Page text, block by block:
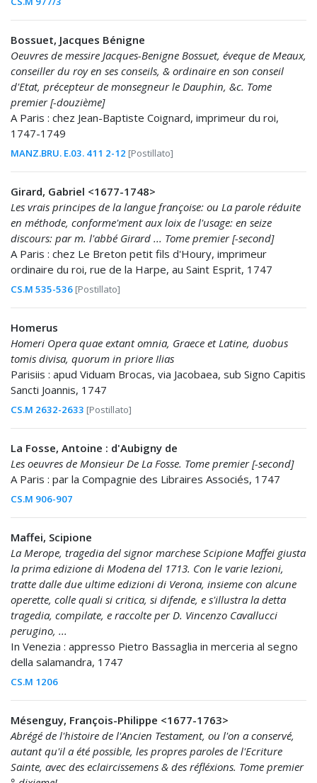
Bossuet, Jacques Bénigne
Oeuvres de messire Jacques-Benigne Bossuet, éveque de Meaux,
conseiller du roy en ses conseils, & ordinaire en son conseil
d'Etat, précepteur de monsegneur le Dauphin, &c. Tome
premier [-douzième]
A Paris : chez Jean-Baptiste Coignard, imprimeur du roi,
1747-1749
MANZ.BRU. E.03. 411 2-12 [Postillato]
Girard, Gabriel <1677-1748>
Les vrais principes de la langue françoise: ou La parole réduite
en méthode, conforme'ment aux loix de l'usage: en seize
discours: par m. l'abbé Girard ... Tome premier [-second]
A Paris : chez Le Breton petit fils d'Houry, imprimeur
ordinaire du roi, rue de la Harpe, au Saint Esprit, 1747
CS.M 535-536 [Postillato]
Homerus
Homeri Opera quae extant omnia, Graece et Latine, duobus
tomis divisa, quorum in priore Ilias
Parisiis : apud Viduam Brocas, via Jacobaea, sub Signo Capitis
Sancti Joannis, 1747
CS.M 2632-2633 [Postillato]
La Fosse, Antoine : d'Aubigny de
Les oeuvres de Monsieur De La Fosse. Tome premier [-second]
A Paris : par la Compagnie des Libraires Associés, 1747
CS.M 906-907
Maffei, Scipione
La Merope, tragedia del signor marchese Scipione Maffei giusta
la prima edizione di Modena del 1713. Con le varie lezioni,
tratte dalle due ultime edizioni di Verona, insieme con alcune
operette, colle quali si critica, si difende, e s'illustra la detta
tragedia, compilate, e raccolte per D. Vincenzo Cavallucci
perugino, ...
In Venezia : appresso Pietro Bassaglia in merceria al segno
della salamandra, 1747
CS.M 1206
Mésenguy, François-Philippe <1677-1763>
Abrégé de l'histoire de l'Ancien Testament, ou l'on a conservé,
autant qu'il a été possible, les propres paroles de l'Ecriture
Sainte, avec des eclaircissemens & des réfléxions. Tome premier